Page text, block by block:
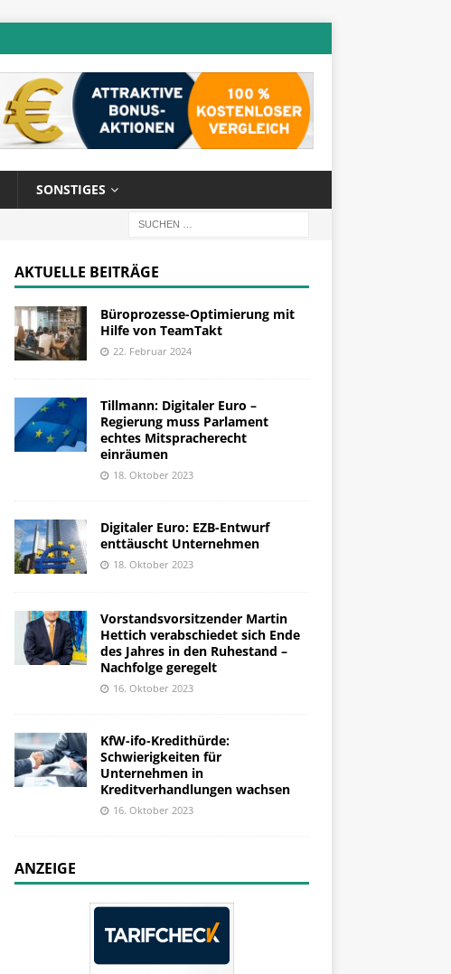
SONSTIGES
AKTUELLE BEITRÄGE
Büroprozesse-Optimierung mit
Hilfe von TeamTakt
22. Februar 2024
Tillmann: Digitaler Euro –
Regierung muss Parlament
echtes Mitspracherecht
einräumen
18. Oktober 2023
Digitaler Euro: EZB-Entwurf
enttäuscht Unternehmen
18. Oktober 2023
Vorstandsvorsitzender Martin
Hettich verabschiedet sich Ende
des Jahres in den Ruhestand –
Nachfolge geregelt
16. Oktober 2023
KfW-ifo-Kredithürde:
Schwierigkeiten für
Unternehmen in
Kreditverhandlungen wachsen
16. Oktober 2023
ANZEIGE